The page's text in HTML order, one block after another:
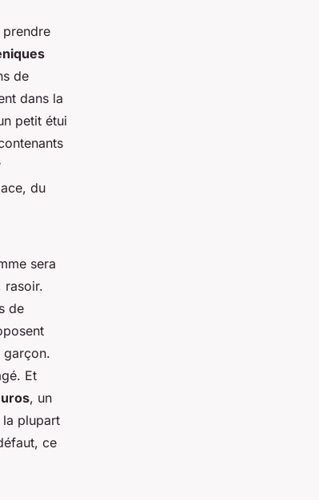
prendre
de
dans la
petit étui
du
sera
rasoir.
de
garçon.
Et
, un
la plupart
ce